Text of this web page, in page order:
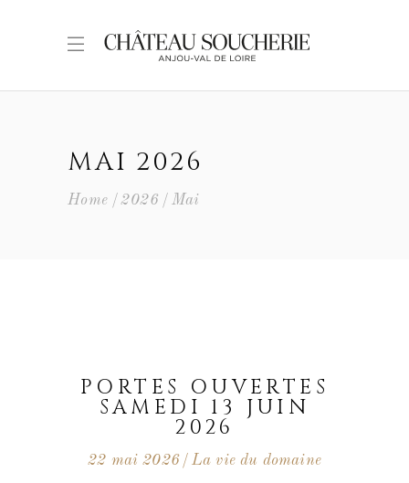
MAI 2026
Home 2026 Mai
PORTES OUVERTES
SAMEDI 13 JUIN
2026
22 mai 2026 La vie du domaine